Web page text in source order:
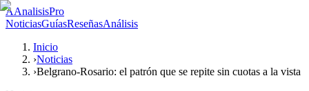
AAnalisisPro
NoticiasGuíasReseñasAnálisis
Inicio
›Noticias
›Belgrano-Rosario: el patrón que se repite sin cuotas a la vista